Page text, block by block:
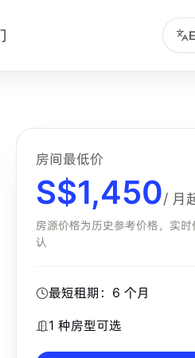
页面查看公寓图片、可选房
房间最低价
S$1,450/ 月
房源价格为历史参考价格，实
认
最短租期： 6 个月
1 种房型可选